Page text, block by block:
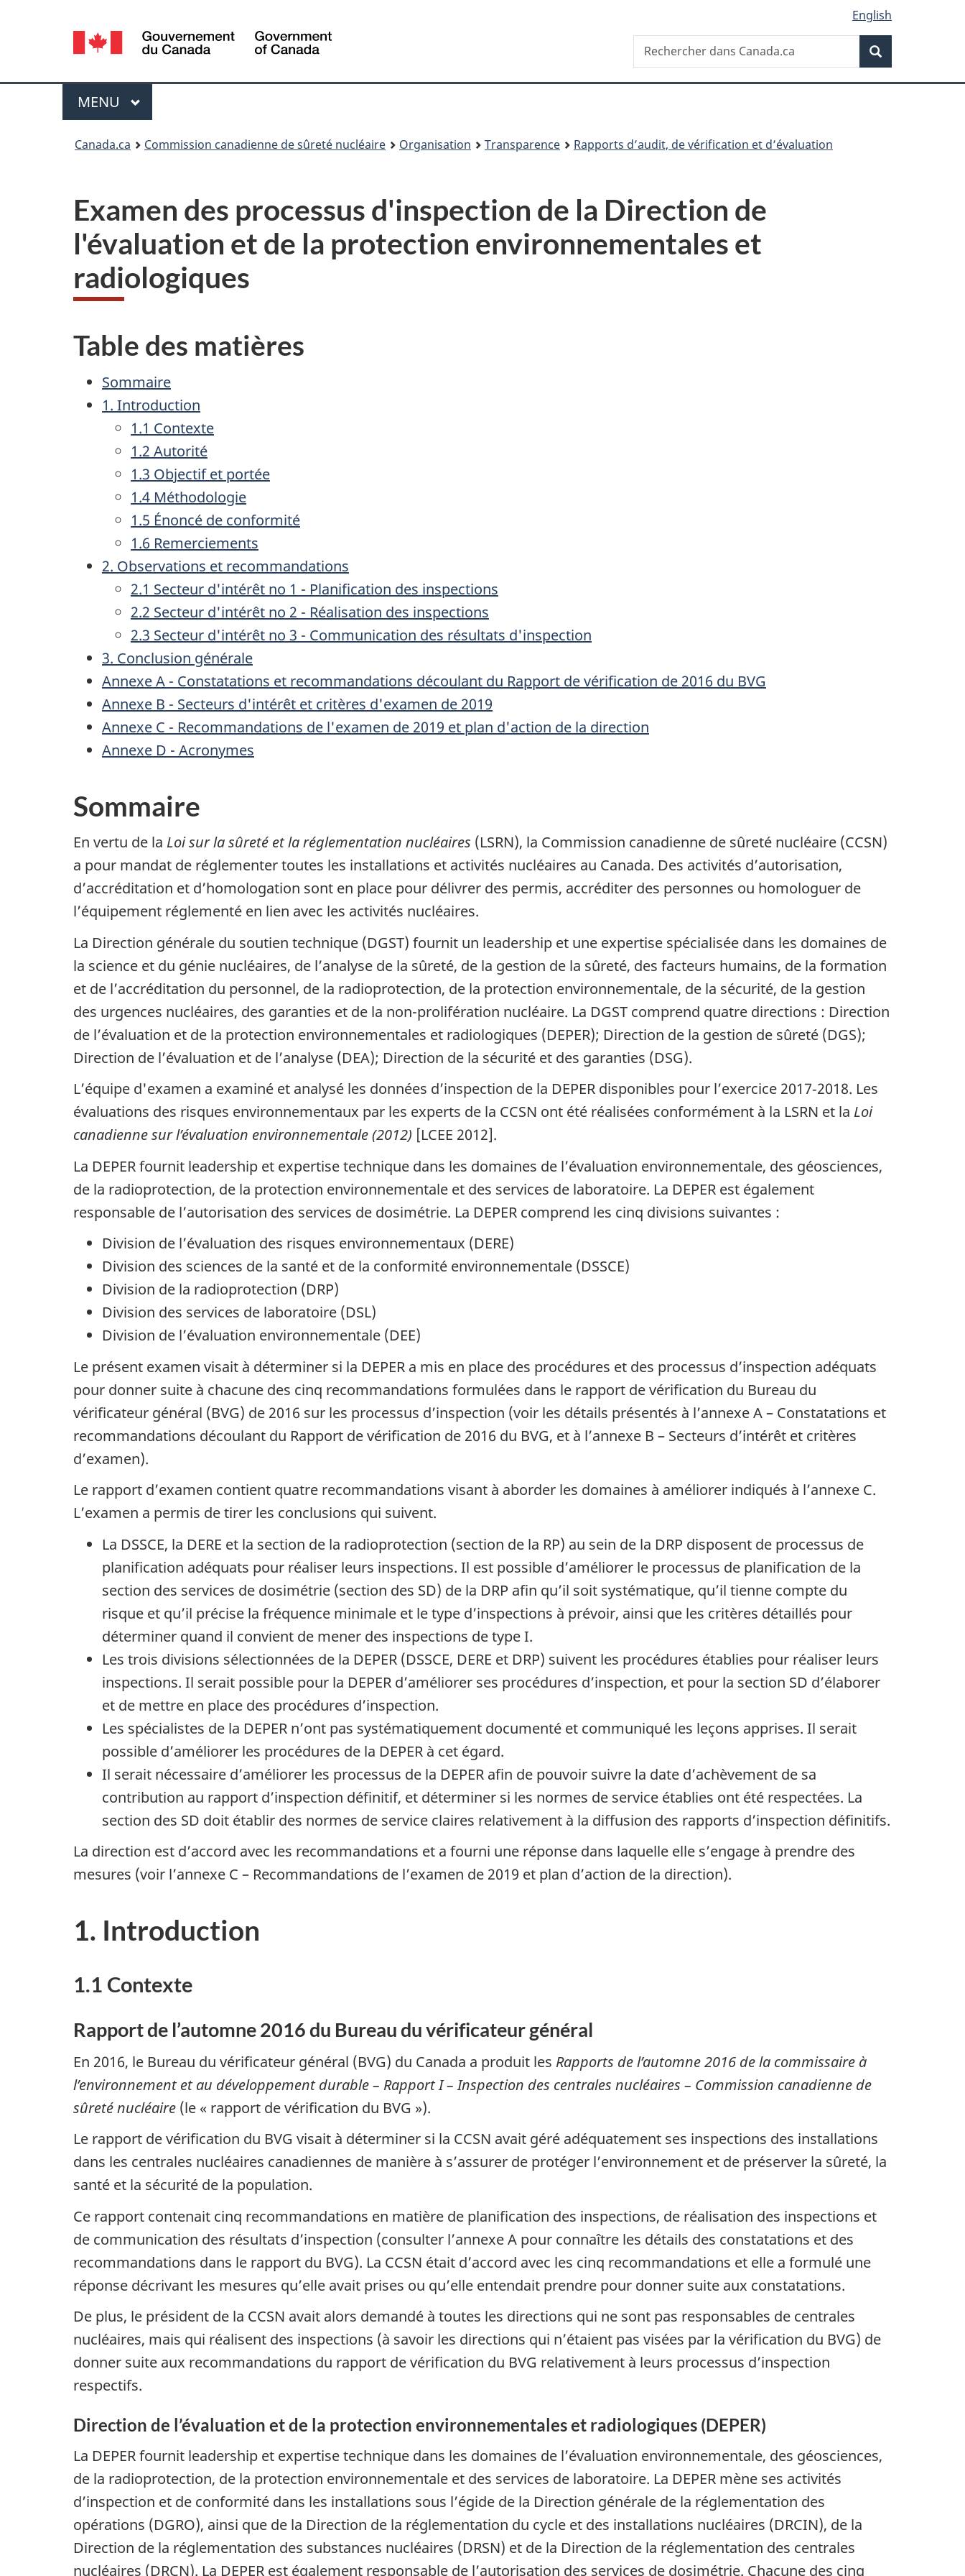
de
Sélection
de
la
langue
English
Canada
Recherche
Rechercher
dans
Menu
MENU PRINCIPAL
Canada.ca Commission canadienne de sûreté nucléaire Organisation Transparence Rapports d’audit, de vérification et d’évaluation
Examen des processus d'inspection de la Direction de
l'évaluation et de la protection environnementales et
radiologiques
Table des matières
Sommaire
1. Introduction
1.1 Contexte
1.2 Autorité
1.3 Objectif et portée
1.4 Méthodologie
1.5 Énoncé de conformité
1.6 Remerciements
2. Observations et recommandations
2.1 Secteur d'intérêt no 1 - Planification des inspections
2.2 Secteur d'intérêt no 2 - Réalisation des inspections
2.3 Secteur d'intérêt no 3 - Communication des résultats d'inspection
3. Conclusion générale
Annexe A - Constatations et recommandations découlant du Rapport de vérification de 2016 du BVG
Annexe B - Secteurs d'intérêt et critères d'examen de 2019
Annexe C - Recommandations de l'examen de 2019 et plan d'action de la direction
Annexe D - Acronymes
Sommaire
En vertu de la Loi sur la sûreté et la réglementation nucléaires (LSRN), la Commission canadienne de sûreté nucléaire (CCSN)
a pour mandat de réglementer toutes les installations et activités nucléaires au Canada. Des activités d’autorisation,
d’accréditation et d’homologation sont en place pour délivrer des permis, accréditer des personnes ou homologuer de
l’équipement réglementé en lien avec les activités nucléaires.
La Direction générale du soutien technique (DGST) fournit un leadership et une expertise spécialisée dans les domaines de
la science et du génie nucléaires, de l’analyse de la sûreté, de la gestion de la sûreté, des facteurs humains, de la formation
et de l’accréditation du personnel, de la radioprotection, de la protection environnementale, de la sécurité, de la gestion
des urgences nucléaires, des garanties et de la non-prolifération nucléaire. La DGST comprend quatre directions : Direction
de l’évaluation et de la protection environnementales et radiologiques (DEPER); Direction de la gestion de sûreté (DGS);
Direction de l’évaluation et de l’analyse (DEA); Direction de la sécurité et des garanties (DSG).
L’équipe d'examen a examiné et analysé les données d’inspection de la DEPER disponibles pour l’exercice 2017‑2018. Les
évaluations des risques environnementaux par les experts de la CCSN ont été réalisées conformément à la LSRN et la Loi
canadienne sur l’évaluation environnementale(2012) [LCEE 2012].
La DEPER fournit leadership et expertise technique dans les domaines de l’évaluation environnementale, des géosciences,
de la radioprotection, de la protection environnementale et des services de laboratoire. La DEPER est également
responsable de l’autorisation des services de dosimétrie. La DEPER comprend les cinq divisions suivantes :
Division de l’évaluation des risques environnementaux (DERE)
Division des sciences de la santé et de la conformité environnementale (DSSCE)
Division de la radioprotection (DRP)
Division des services de laboratoire (DSL)
Division de l’évaluation environnementale (DEE)
Le présent examen visait à déterminer si la DEPER a mis en place des procédures et des processus d’inspection adéquats
pour donner suite à chacune des cinq recommandations formulées dans le rapport de vérification du Bureau du
vérificateur général (BVG) de 2016 sur les processus d’inspection (voir les détails présentés à l’annexe A – Constatations et
recommandations découlant du Rapport de vérification de 2016 du BVG, et à l’annexe B – Secteurs d’intérêt et critères
d’examen).
Le rapport d’examen contient quatre recommandations visant à aborder les domaines à améliorer indiqués à l’annexe C.
L’examen a permis de tirer les conclusions qui suivent.
La DSSCE, la DERE et la section de la radioprotection (section de la RP) au sein de la DRP disposent de processus de
planification adéquats pour réaliser leurs inspections. Il est possible d’améliorer le processus de planification de la
section des services de dosimétrie (section des SD) de la DRP afin qu’il soit systématique, qu’il tienne compte du
risque et qu’il précise la fréquence minimale et le type d’inspections à prévoir, ainsi que les critères détaillés pour
déterminer quand il convient de mener des inspections de type I.
Les trois divisions sélectionnées de la DEPER (DSSCE, DERE et DRP) suivent les procédures établies pour réaliser leurs
inspections. Il serait possible pour la DEPER d’améliorer ses procédures d’inspection, et pour la section SD d’élaborer
et de mettre en place des procédures d’inspection.
Les spécialistes de la DEPER n’ont pas systématiquement documenté et communiqué les leçons apprises. Il serait
possible d’améliorer les procédures de la DEPER à cet égard.
Il serait nécessaire d’améliorer les processus de la DEPER afin de pouvoir suivre la date d’achèvement de sa
contribution au rapport d’inspection définitif, et déterminer si les normes de service établies ont été respectées. La
section des SD doit établir des normes de service claires relativement à la diffusion des rapports d’inspection définitifs.
La direction est d’accord avec les recommandations et a fourni une réponse dans laquelle elle s’engage à prendre des
mesures (voir l’annexe C – Recommandations de l’examen de 2019 et plan d’action de la direction).
1. Introduction
1.1 Contexte
Rapport de l’automne 2016 du Bureau du vérificateur général
En 2016, le Bureau du vérificateur général (BVG) du Canada a produit les Rapports de l’automne 2016 de la commissaire à
l’environnement et au développement durable – Rapport I – Inspection des centrales nucléaires – Commission canadienne de
sûreté nucléaire (le « rapport de vérification du BVG »).
Le rapport de vérification du BVG visait à déterminer si la CCSN avait géré adéquatement ses inspections des installations
dans les centrales nucléaires canadiennes de manière à s’assurer de protéger l’environnement et de préserver la sûreté, la
santé et la sécurité de la population.
Ce rapport contenait cinq recommandations en matière de planification des inspections, de réalisation des inspections et
de communication des résultats d’inspection (consulter l’annexe A pour connaître les détails des constatations et des
recommandations dans le rapport du BVG). La CCSN était d’accord avec les cinq recommandations et elle a formulé une
réponse décrivant les mesures qu’elle avait prises ou qu’elle entendait prendre pour donner suite aux constatations.
De plus, le président de la CCSN avait alors demandé à toutes les directions qui ne sont pas responsables de centrales
nucléaires, mais qui réalisent des inspections (à savoir les directions qui n’étaient pas visées par la vérification du BVG) de
donner suite aux recommandations du rapport de vérification du BVG relativement à leurs processus d’inspection
respectifs.
Direction de l’évaluation et de la protection environnementales et radiologiques (DEPER)
La DEPER fournit leadership et expertise technique dans les domaines de l’évaluation environnementale, des géosciences,
de la radioprotection, de la protection environnementale et des services de laboratoire. La DEPER mène ses activités
d’inspection et de conformité dans les installations sous l’égide de la Direction générale de la réglementation des
opérations (DGRO), ainsi que de la Direction de la réglementation du cycle et des installations nucléaires (DRCIN), de la
Direction de la réglementation des substances nucléaires (DRSN) et de la Direction de la réglementation des centrales
nucléaires (DRCN). La DEPER est également responsable de l’autorisation des services de dosimétrie. Chacune des cinq